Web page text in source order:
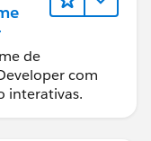
de
com
interativas.